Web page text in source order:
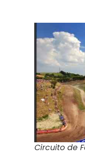
Circuito de